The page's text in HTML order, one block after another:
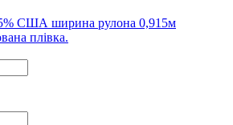
США ширина рулона 0,915м
плівка.